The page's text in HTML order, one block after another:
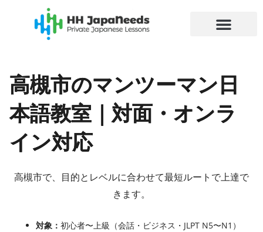
高槻市のマンツーマン日
本語教室｜対面・オンラ
イン対応
高槻市で、目的とレベルに合わせて最短ルートで上達で
きます。
対象：初心者〜上級（会話・ビジネス・JLPT N5〜N1）